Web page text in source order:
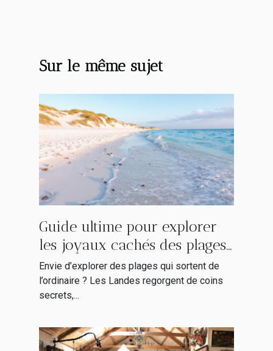
Sur le même sujet
Guide ultime pour explorer
les joyaux cachés des plages
landaises
Envie d’explorer des plages qui sortent de
l’ordinaire ? Les Landes regorgent de coins
secrets,...